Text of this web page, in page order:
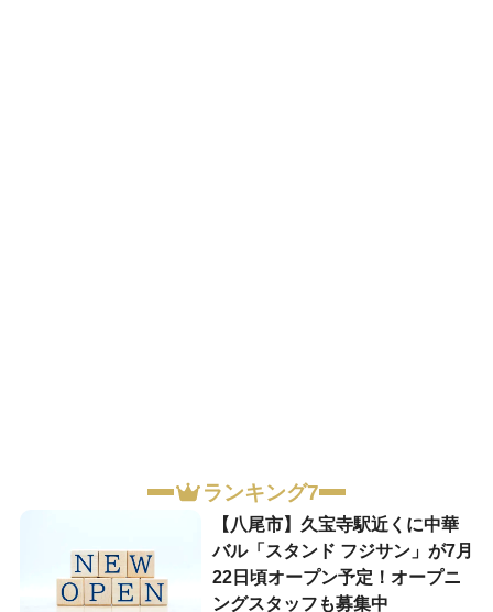
ランキング7
【八尾市】久宝寺駅近くに中華
バル「スタンド フジサン」が7月
22日頃オープン予定！オープニ
ングスタッフも募集中